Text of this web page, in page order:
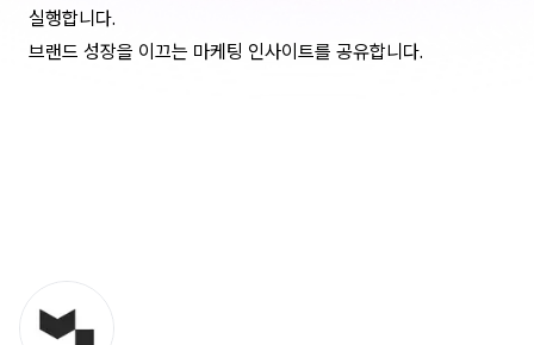
실행합니다.
브랜드 성장을 이끄는 마케팅 인사이트를 공유합니다.